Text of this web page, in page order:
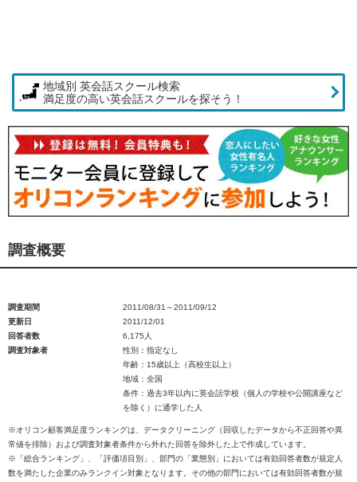
地域別 英会話スクール検索
満足度の高い英会話スクールを探そう！
調査概要
調査期間
2011/08/31～2011/09/12
更新日
2011/12/01
回答者数
6,175人
調査対象者
性別：指定なし
年齢：15歳以上（高校生以上）
地域：全国
条件：過去3年以内に英会話学校（個人の学校や公開講座など
を除く）に通学した人
※オリコン顧客満足度ランキングは、データクリーニング（回収したデータから不正回答や異
常値を排除）および調査対象者条件から外れた回答を除外した上で作成しています。
※「総合ランキング」、「評価項目別」、部門の「業態別」においては有効回答者数が規定人
数を満たした企業のみランクイン対象となります。その他の部門においては有効回答者数が規